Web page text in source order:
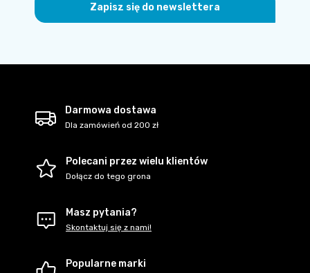
Zapisz się do newslettera
Darmowa dostawa
Dla zamówień od 200 zł
Polecani przez wielu klientów
Dołącz do tego grona
Masz pytania?
Skontaktuj się z nami!
Popularne marki